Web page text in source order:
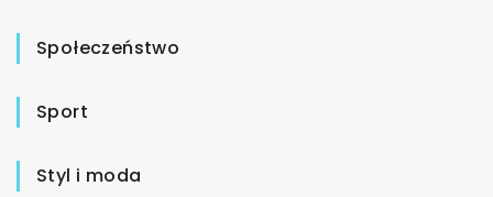
Społeczeństwo
Sport
Styl i moda